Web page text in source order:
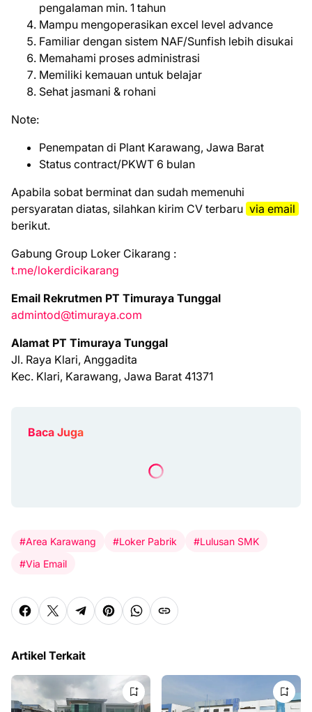
pengalaman min. 1 tahun
Mampu mengoperasikan excel level advance
Familiar dengan sistem NAF/Sunfish lebih disukai
Memahami proses administrasi
Memiliki kemauan untuk belajar
Sehat jasmani & rohani
Note:
Penempatan di Plant Karawang, Jawa Barat
Status contract/PKWT 6 bulan
Aраbіlа ѕоbаt bеrmіnаt dаn ѕudаh mеmеnuhі
реrѕуаrаtаn dіаtаѕ, ѕіlаhkаn kіrіm CV tеrbаru vіа email
bеrіkut.
Gabung Group Loker Cikarang :
t.me/lokerdicikarang
Email Rekrutmen PT Timuraya Tunggal
admintod@timuraya.com
Alamat PT Timuraya Tunggal
Jl. Raya Klari, Anggadita
Kec. Klari, Karawang, Jawa Barat 41371
Baca Juga
#Area Karawang #Loker Pabrik
#Lulusan SMK
#Via Email
Artikel Terkait